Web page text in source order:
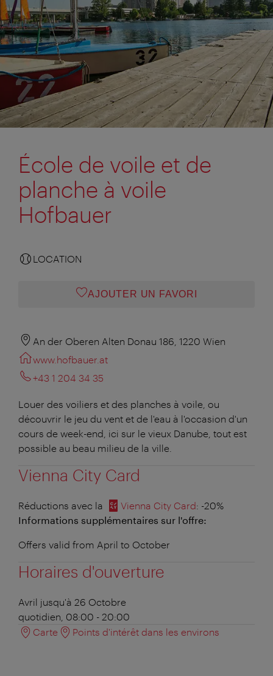
École de voile et de
planche à voile
Hofbauer
LOCATION
AJOUTER UN FAVORI
An der Oberen Alten Donau 186, 1220 Wien
www.hofbauer.at
+43 1 204 34 35
Louer des voiliers et des planches à voile, ou
découvrir le jeu du vent et de l'eau à l'occasion d'un
cours de week-end, ici sur le vieux Danube, tout est
possible au beau milieu de la ville.
Vienna City Card
Réductions avec la Vienna City Card: -20%
Informations supplémentaires sur l'offre:
Offers valid from April to October
Horaires d'ouverture
Avril jusqu'à 26 Octobre
quotidien, 08:00 - 20:00
Carte
Points d'intérêt dans les environs